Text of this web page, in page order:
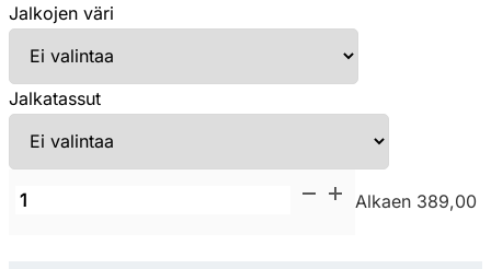
Jalkojen väri
Jalkatassut
De
Alkaen 389,00